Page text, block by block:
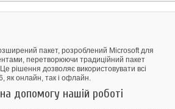
пакет, розроблений Microsoft для
перетворюючи традиційний пакет
рішення дозволяє використовувати всі
як онлайн, так і офлайн.
допомогу нашій роботі